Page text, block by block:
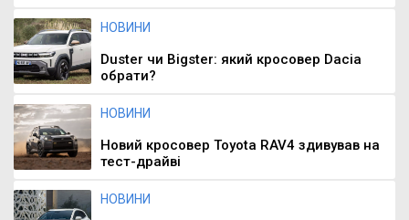
НОВИНИ
Duster чи Bigster: який кросовер Dacia
обрати?
НОВИНИ
Новий кросовер Toyota RAV4 здивував на
тест-драйві
НОВИНИ